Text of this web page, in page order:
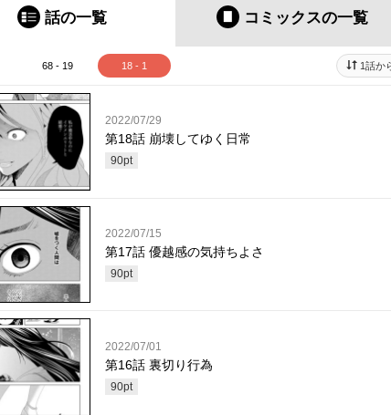
話の一覧 コミックスの一覧
68 - 19 18 - 1 1話か
2022/07/29
第18話 崩壊してゆく日常
90pt
2022/07/15
第17話 優越感の気持ちよさ
90pt
2022/07/01
第16話 裏切り行為
90pt